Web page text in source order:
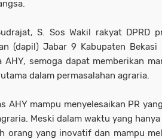
S. Sos Wakil rakyat DPRD
(dapil) Jabar 9 Kabupaten
AHY, semoga dapat memberikan
dalam permasalahan agraria.
AHY mampu menyelesaikan PR
Meski dalam waktu yang
orang yang inovatif dan mampu